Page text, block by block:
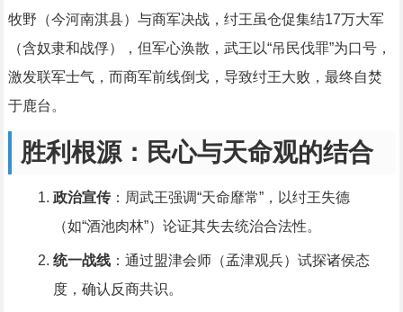
牧野（今河南淇县）与商军决战，纣王虽仓促集结17万大军
（含奴隶和战俘），但军心涣散，武王以“吊民伐罪”为口号，
激发联军士气，而商军前线倒戈，导致纣王大败，最终自焚
于鹿台。
胜利根源：民心与天命观的结合
政治宣传：周武王强调“天命靡常”，以纣王失德
（如“酒池肉林”）论证其失去统治合法性。
统一战线：通过盟津会师（孟津观兵）试探诸侯态
度，确认反商共识。